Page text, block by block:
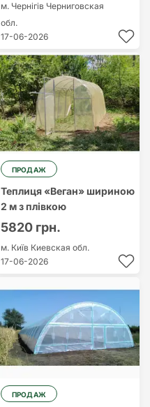
м. Чернігів Черниговская
обл.
17-06-2026
ПРОДАЖ
Теплиця «Веган» шириною
2 м з плівкою
5820 грн.
м. Київ Киевская обл.
17-06-2026
ПРОДАЖ